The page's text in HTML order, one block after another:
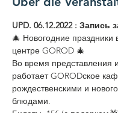
UPD. 06.12.2022 : Запись
🎄 Новогодние праздники
центре GOROD 🎄
Во время представления
работает GORODское
рождественскими и
блюдами.